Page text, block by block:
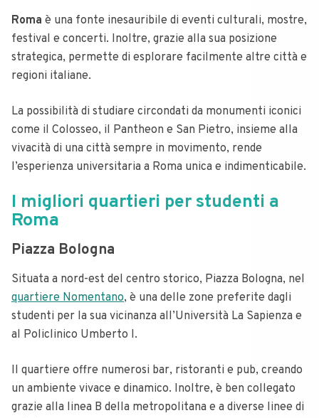
Roma è una fonte inesauribile di eventi culturali, mostre,
festival e concerti. Inoltre, grazie alla sua posizione
strategica, permette di esplorare facilmente altre città e
regioni italiane.
La possibilità di studiare circondati da monumenti iconici
come il Colosseo, il Pantheon e San Pietro, insieme alla
vivacità di una città sempre in movimento, rende
l’esperienza universitaria a Roma unica e indimenticabile.
I migliori quartieri per studenti a
Roma
Piazza Bologna
Situata a nord-est del centro storico, Piazza Bologna, nel
quartiere Nomentano, è una delle zone preferite dagli
studenti per la sua vicinanza all’Università La Sapienza e
al Policlinico Umberto I.
Il quartiere offre numerosi bar, ristoranti e pub, creando
un ambiente vivace e dinamico. Inoltre, è ben collegato
grazie alla linea B della metropolitana e a diverse linee di